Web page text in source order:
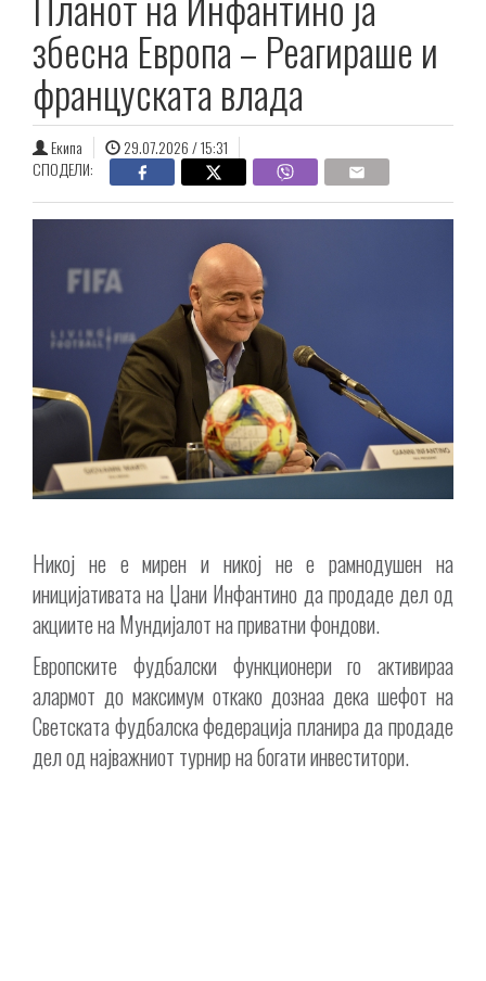
збесна Европа – Реагираше и
француската влада
Екипа
29.07.2026 / 15:31
СПОДЕЛИ:
Никој не е мирен и никој не е рамнодушен на
иницијативата на Џани Инфантино да продаде дел од
акциите на Мундијалот на приватни фондови.
Европските фудбалски функционери го активираа
алармот до максимум откако дознаа дека шефот на
Светската фудбалска федерација планира да продаде
дел од најважниот турнир на богати инвеститори.